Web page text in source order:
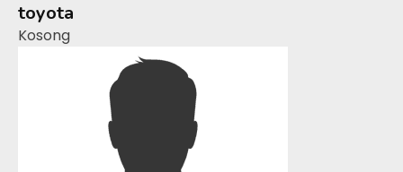
toyota
Kosong